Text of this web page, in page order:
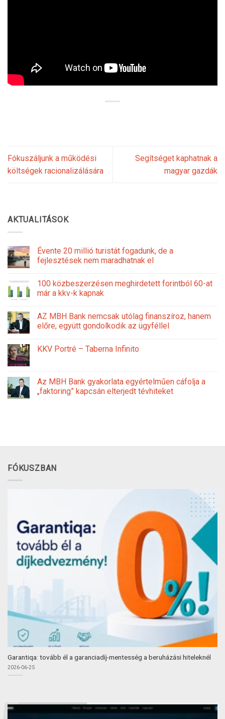
Fókuszáljunk a működési
költségek racionalizálására
Segítséget kaphatnak a
magyar gazdák
AKTUALITÁSOK
Évente 20 millió turistát fogadunk, de a
fejlesztések nem maradhatnak el
100 közbeszerzésen meghirdetett forintból 60-at
már a kkv-k kapnak
AZ MBH Bank nemcsak utólag finanszíroz, hanem
előre, együtt gondolkodik az ügyféllel
KKV Portré – Taberna Infinito
Az MBH Bank gyakorlata egyértelműen cáfolja a
„faktoring” kapcsán elterjedt tévhiteket
FÓKUSZBAN
Garantiqa: tovább él a garanciadíj-mentesség a beruházási hiteleknél
2026-06-25